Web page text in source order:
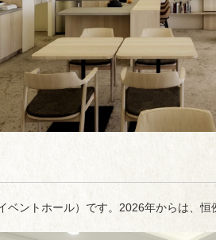
ベントホール）です。2026年からは、恒